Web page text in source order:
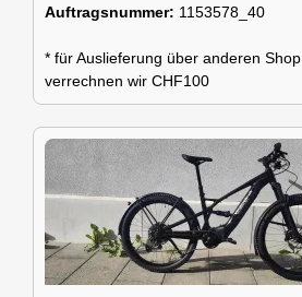
Auftragsnummer: 1153578_40
* für Auslieferung über anderen Shop
verrechnen wir CHF100